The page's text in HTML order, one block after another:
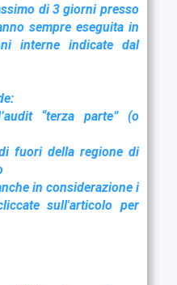
di 3 giorni presso
sempre eseguita in
interne indicate dal
“terza parte” (o
fuori della regione di
in considerazione i
sull'articolo per